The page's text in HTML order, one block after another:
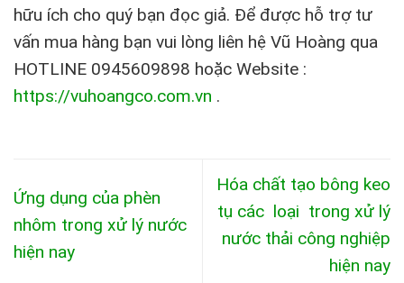
hữu ích cho quý bạn đọc giả. Để được hỗ trợ tư
vấn mua hàng bạn vui lòng liên hệ Vũ Hoàng qua
HOTLINE 0945609898 hoặc Website :
https://vuhoangco.com.vn .
Ứng dụng của phèn
nhôm trong xử lý nước
hiện nay
Hóa chất tạo bông keo
tụ các loại trong xử lý
nước thải công nghiệp
hiện nay